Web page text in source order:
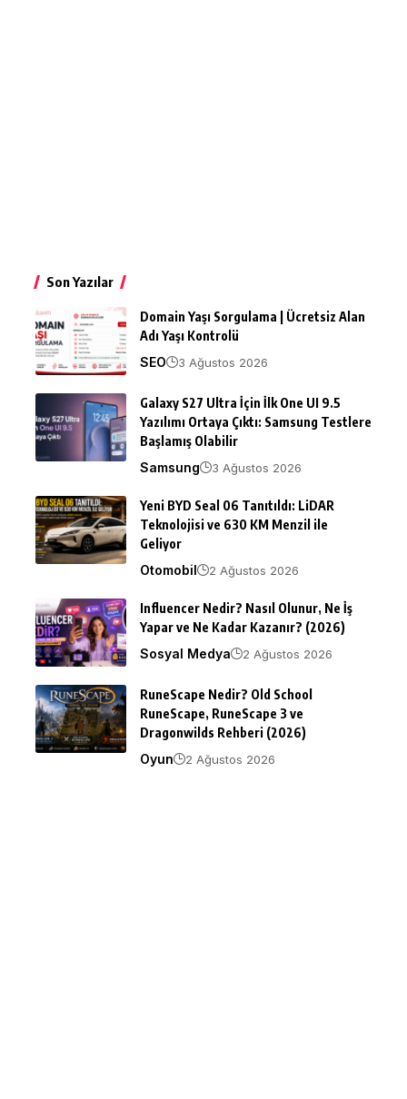
Son Yazılar
Domain Yaşı Sorgulama | Ücretsiz Alan
Adı Yaşı Kontrolü
SEO
3 Ağustos 2026
Galaxy S27 Ultra İçin İlk One UI 9.5
Yazılımı Ortaya Çıktı: Samsung Testlere
Başlamış Olabilir
Samsung
3 Ağustos 2026
Yeni BYD Seal 06 Tanıtıldı: LiDAR
Teknolojisi ve 630 KM Menzil ile
Geliyor
Otomobil
2 Ağustos 2026
Influencer Nedir? Nasıl Olunur, Ne İş
Yapar ve Ne Kadar Kazanır? (2026)
Sosyal Medya
2 Ağustos 2026
RuneScape Nedir? Old School
RuneScape, RuneScape 3 ve
Dragonwilds Rehberi (2026)
Oyun
2 Ağustos 2026